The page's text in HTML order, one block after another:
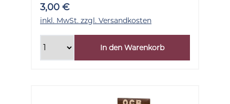
3,00 €
inkl. MwSt. zzgl. Versandkosten
In den Warenkorb